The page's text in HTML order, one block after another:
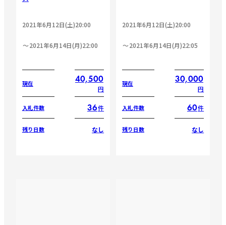
2021年6月12日(土)20:00
2021年6月14日(月)22:00
現在 40,500
円
入札件数 36件
残り日数 なし
2021年6月12日(土)20:00
2021年6月14日(月)22:05
現在 30,000
円
入札件数 60件
残り日数 なし